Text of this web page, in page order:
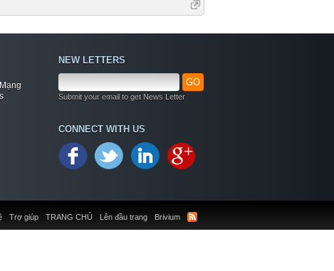
NEW LETTERS
GO
Submit your email to get News Letter
CONNECT WITH US
Trợ giúp TRANG CHỦ Lên đầu trang Brivium